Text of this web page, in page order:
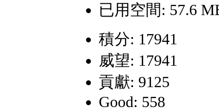
已用空間: 57.6
積分: 17941
威望: 17941
貢獻: 9125
Good: 558